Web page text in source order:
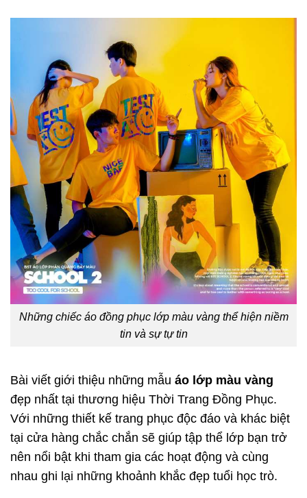
Những chiếc áo đồng phục lớp màu vàng thể hiện niềm
tin và sự tự tin
Bài viết giới thiệu những mẫu áo lớp màu vàng
đẹp nhất tại thương hiệu Thời Trang Đồng Phục.
Với những thiết kế trang phục độc đáo và khác biệt
tại cửa hàng chắc chắn sẽ giúp tập thể lớp bạn trở
nên nổi bật khi tham gia các hoạt động và cùng
nhau ghi lại những khoảnh khắc đẹp tuổi học trò.